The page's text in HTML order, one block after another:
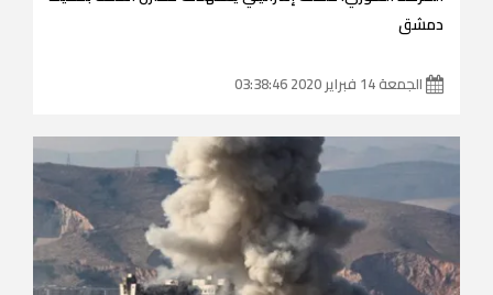
دمشق
الجمعة 14 فبراير 2020 03:38:46